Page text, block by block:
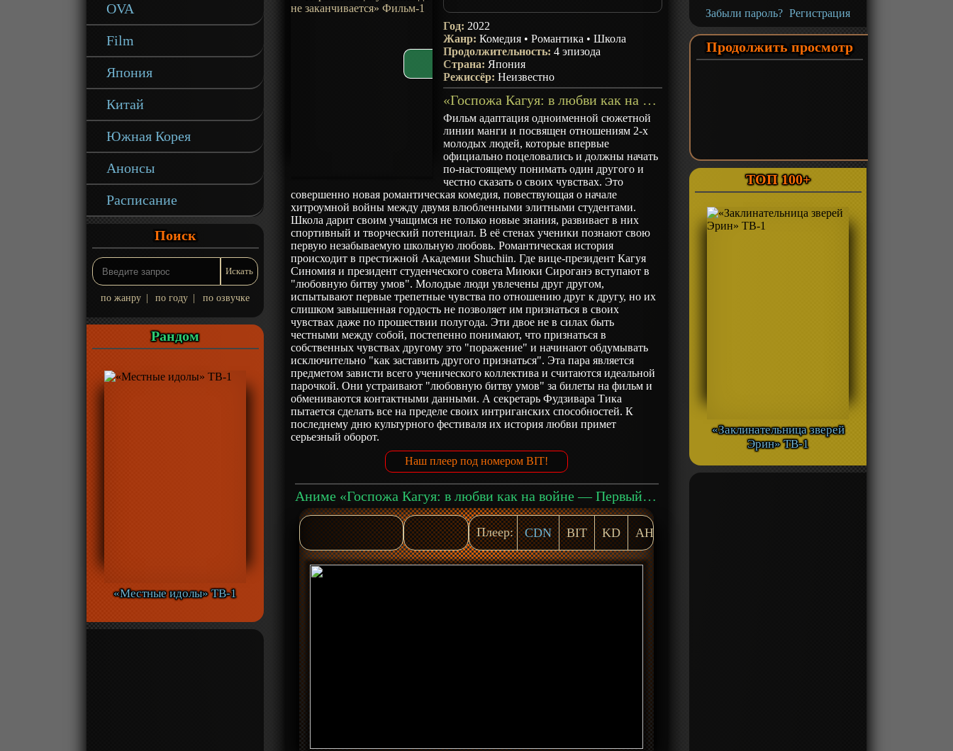
OVA
Film
Япония
Китай
Южная Корея
Анонсы
Расписание
Поиск
по жанру по году по озвучке
Рандом
«Местные идолы» ТВ-1
Год: 2022
Жанр:Комедия •Романтика •Школа
Продолжительность:4 эпизода
Страна: Япония
Режиссёр:Неизвестно
«Госпожа Кагуя: в любви как на войне — Первый поцелуй никогда не заканчивается» Фильм-1 - описание
Фильм адаптация одноименной сюжетной
линии манги и посвящен отношениям 2-х
молодых людей, которые впервые
официально поцеловались и должны начать
по-настоящему понимать один другого и
честно сказать о своих чувствах. Это
совершенно новая романтическая комедия, повествующая о начале
хитроумной войны между двумя влюбленными элитными студентами.
Школа дарит своим учащимся не только новые знания, развивает в них
спортивный и творческий потенциал. В её стенах ученики познают свою
первую незабываемую школьную любовь. Романтическая история
происходит в престижной Академии Shuchiin. Где вице-президент Кагуя
Синомия и президент студенческого совета Миюки Сироганэ вступают в
"любовную битву умов". Молодые люди увлечены друг другом,
испытывают первые трепетные чувства по отношению друг к другу, но их
слишком завышенная гордость не позволяет им признаться в своих
чувствах даже по прошествии полугода. Эти двое не в силах быть
честными между собой, постепенно понимают, что признаться в
собственных чувствах другому это "поражение" и начинают обдумывать
исключительно "как заставить другого признаться". Эта пара является
предметом зависти всего ученического коллектива и считаются идеальной
парочкой. Они устраивают "любовную битву умов" за билеты на фильм и
обмениваются контактными данными. А секретарь Фудзивара Тика
пытается сделать все на пределе своих интриганских способностей. К
последнему дню культурного фестиваля их история любви примет
серьезный оборот.
Наш плеер под номером BIT!
Аниме «Госпожа Кагуя: в любви как на войне — Первый поцелуй никогда не заканчивается» Фильм-1 смотреть онлайн
Плеер: CDN BIT KD AH
Забыли пароль? Регистрация
Продолжить просмотр
ТОП 100+
«Заклинательница зверей
Эрин» ТВ-1